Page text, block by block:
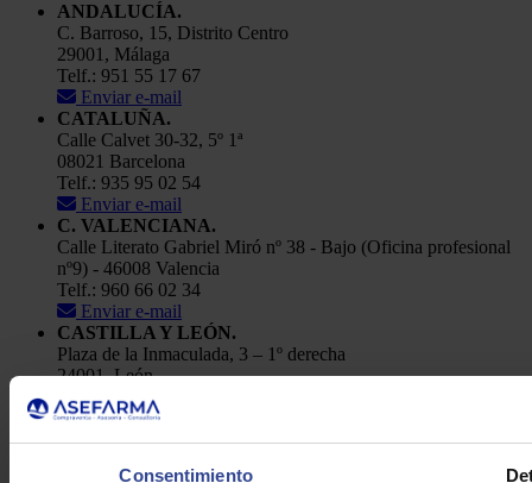
Consentimiento
ANDALUCÍA.
C. Barroso, 15, Distrito Centro
29001, Málaga
Telf.: 951 55 17 67
Enviar e-mail
CATALUÑA.
Calle Calvet 30-32, 5º 1ª
08021 Barcelona
Telf.: 935 95 02 54
Enviar e-mail
C. VALENCIANA.
Calle Literato Gabriel Miró nº 38 - Bajo (Oficina profesional
nº9) - 46008 Valencia
Telf.: 960 66 02 34
Enviar e-mail
CASTILLA Y LEÓN.
Plaza de la Inmaculada, 3 – 1º derecha
24001, León
Telf.: 91 448 84 22
Enviar e-mail